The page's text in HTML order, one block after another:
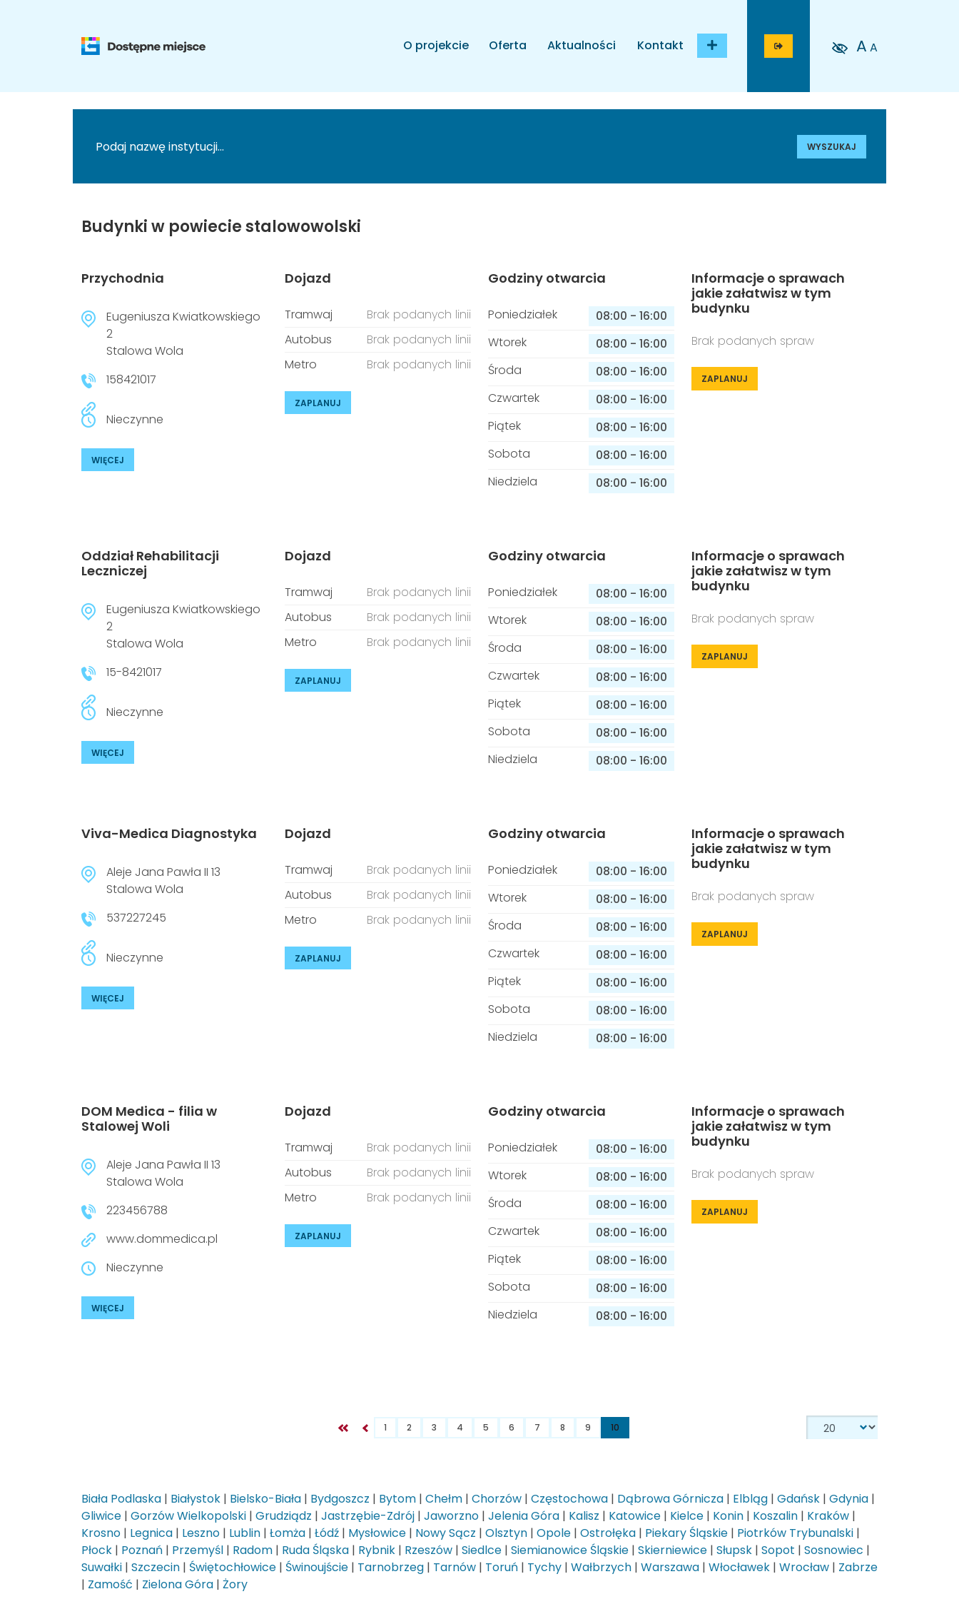
O projekcie Oferta Aktualności Kontakt A A
WYSZUKAJ
Budynki w powiecie stalowowolski
Przychodnia
Eugeniusza Kwiatkowskiego
2
Stalowa Wola
158421017
Nieczynne
WIĘCEJ
Dojazd
Tramwaj
Brak podanych linii
Autobus
Brak podanych linii
Metro
Brak podanych linii
ZAPLANUJ
Godziny otwarcia
Poniedziałek 08:00 - 16:00
Wtorek
08:00 - 16:00
Środa
08:00 - 16:00
Czwartek
08:00 - 16:00
Piątek
08:00 - 16:00
Sobota
08:00 - 16:00
Niedziela
08:00 - 16:00
Informacje o sprawach
jakie załatwisz w tym
budynku
Brak podanych spraw
ZAPLANUJ
Oddział Rehabilitacji
Leczniczej
Eugeniusza Kwiatkowskiego
2
Stalowa Wola
15-8421017
Nieczynne
WIĘCEJ
Dojazd
Tramwaj
Brak podanych linii
Autobus
Brak podanych linii
Metro
Brak podanych linii
ZAPLANUJ
Godziny otwarcia
Poniedziałek 08:00 - 16:00
Wtorek
08:00 - 16:00
Środa
08:00 - 16:00
Czwartek
08:00 - 16:00
Piątek
08:00 - 16:00
Sobota
08:00 - 16:00
Niedziela
08:00 - 16:00
Informacje o sprawach
jakie załatwisz w tym
budynku
Brak podanych spraw
ZAPLANUJ
Viva-Medica Diagnostyka
Aleje Jana Pawła II 13
Stalowa Wola
537227245
Nieczynne
WIĘCEJ
Dojazd
Tramwaj
Brak podanych linii
Autobus
Brak podanych linii
Metro
Brak podanych linii
ZAPLANUJ
Godziny otwarcia
Poniedziałek 08:00 - 16:00
Wtorek
08:00 - 16:00
Środa
08:00 - 16:00
Czwartek
08:00 - 16:00
Piątek
08:00 - 16:00
Sobota
08:00 - 16:00
Niedziela
08:00 - 16:00
Informacje o sprawach
jakie załatwisz w tym
budynku
Brak podanych spraw
ZAPLANUJ
DOM Medica - filia w
Stalowej Woli
Aleje Jana Pawła II 13
Stalowa Wola
223456788
www.dommedica.pl
Nieczynne
WIĘCEJ
Dojazd
Tramwaj
Brak podanych linii
Autobus
Brak podanych linii
Metro
Brak podanych linii
ZAPLANUJ
Godziny otwarcia
Poniedziałek 08:00 - 16:00
Wtorek
08:00 - 16:00
Środa
08:00 - 16:00
Czwartek
08:00 - 16:00
Piątek
08:00 - 16:00
Sobota
08:00 - 16:00
Niedziela
08:00 - 16:00
Informacje o sprawach
jakie załatwisz w tym
budynku
Brak podanych spraw
ZAPLANUJ
1 2 3 4 5 6 7 8 9 10
Biała Podlaska | Białystok | Bielsko-Biała | Bydgoszcz | Bytom | Chełm | Chorzów | Częstochowa | Dąbrowa Górnicza | Elbląg | Gdańsk | Gdynia |
Gliwice | Gorzów Wielkopolski | Grudziądz | Jastrzębie-Zdrój | Jaworzno | Jelenia Góra | Kalisz | Katowice | Kielce | Konin | Koszalin | Kraków |
Krosno | Legnica | Leszno | Lublin | Łomża | Łódź | Mysłowice | Nowy Sącz | Olsztyn | Opole | Ostrołęka | Piekary Śląskie | Piotrków Trybunalski |
Płock | Poznań | Przemyśl | Radom | Ruda Śląska | Rybnik | Rzeszów | Siedlce | Siemianowice Śląskie | Skierniewice | Słupsk | Sopot | Sosnowiec |
Suwałki | Szczecin | Świętochłowice | Świnoujście | Tarnobrzeg | Tarnów | Toruń | Tychy | Wałbrzych | Warszawa | Włocławek | Wrocław | Zabrze
| Zamość | Zielona Góra | Żory